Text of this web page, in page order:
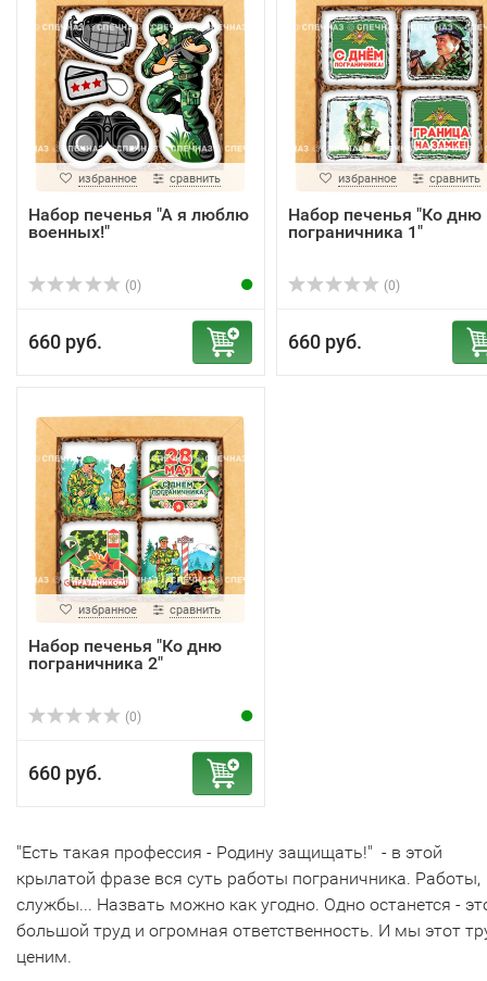
избранное сравнить
Набор печенья "А я люблю
военных!"
(0)
660 руб.
избранное сравнить
Набор печенья "Ко дню
пограничника 1"
(0)
660 руб.
избранное сравнить
Набор печенья "Ко дню
пограничника 2"
(0)
660 руб.
"Есть такая профессия - Родину защищать!" - в этой
крылатой фразе вся суть работы пограничника. Работы,
службы... Назвать можно как угодно. Одно останется -
большой труд и огромная ответственность. И мы этот
ценим.